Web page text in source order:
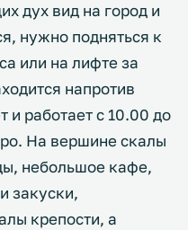
дух вид на город и
нужно подняться к
или на лифте за
напротив
и работает с 10.00 до
На вершине скалы
небольшое кафе,
закуски,
крепости, а